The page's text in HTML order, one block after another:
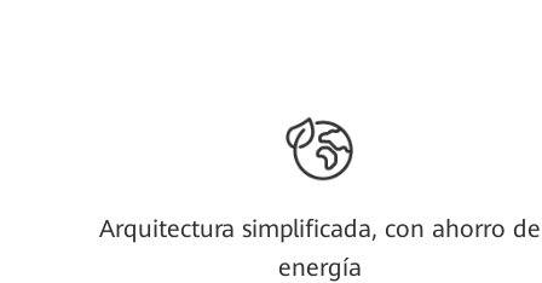
Arquitectura simplificada, con ahorro de
energía